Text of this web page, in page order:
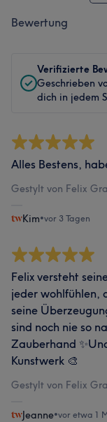
Bewertung
Verifizierte
Geschrieben
dich in jedem
Alles Bestens,
Gestylt von Felix
Kim•vor 3 Tagen
Felix versteht
jeder wohlfühlen,
seine
sind noch nie so
Zauberhand
Kunstwerk 🎨
Gestylt von Felix
Jeanne•vor etwa 1